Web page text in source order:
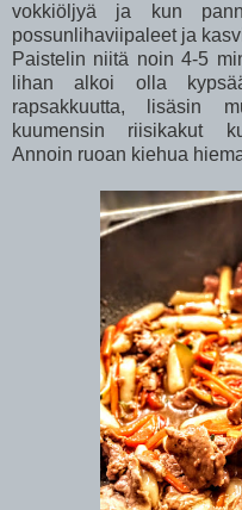
vokkiöljyä ja kun
possunlihaviipaleet ja
Paistelin niitä noin 4-5
lihan alkoi olla
rapsakkuutta, lisäsin
kuumensin riisikakut
Annoin ruoan kiehua